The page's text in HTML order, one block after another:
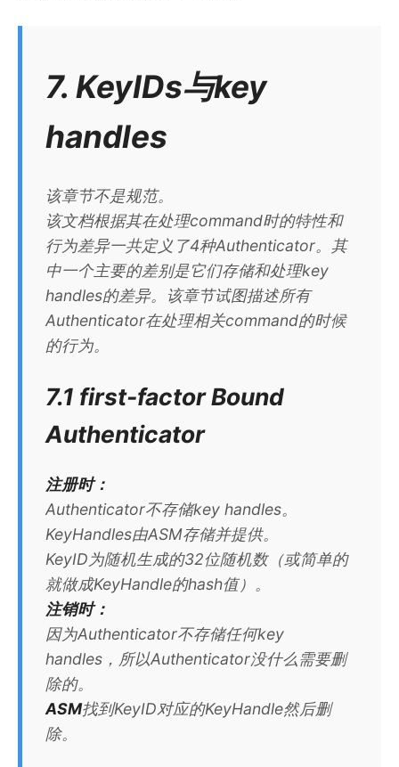
7. KeyIDs与key
handles
该章节不是规范。
该文档根据其在处理command时的特性和
行为差异一共定义了4种Authenticator。其
中一个主要的差别是它们存储和处理key
handles的差异。该章节试图描述所有
Authenticator在处理相关command的时候
的行为。
7.1 first-factor Bound
Authenticator
注册时：
Authenticator不存储key handles。
KeyHandles由ASM存储并提供。
KeyID为随机生成的32位随机数（或简单的
就做成KeyHandle的hash值）。
注销时：
因为Authenticator不存储任何key
handles，所以Authenticator没什么需要删
除的。
ASM找到KeyID对应的KeyHandle然后删
除。